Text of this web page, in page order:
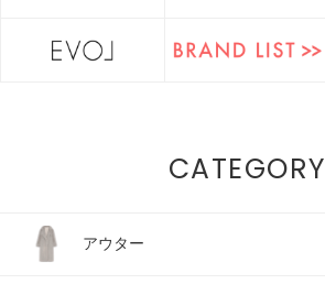
CATEGORY
アウター